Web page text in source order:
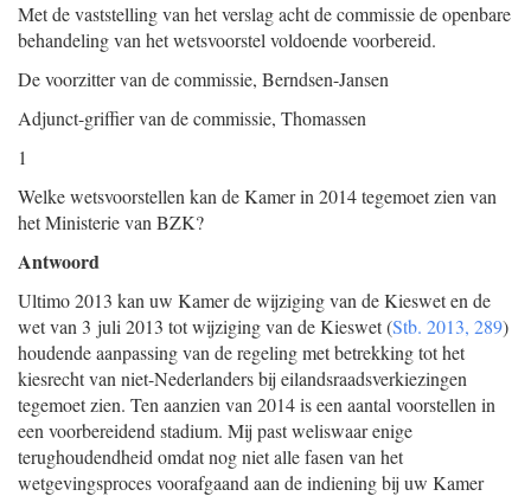
Met de vaststelling van het verslag acht de commissie de openbare
behandeling van het wetsvoorstel voldoende voorbereid.
De voorzitter van de commissie, Berndsen-Jansen
Adjunct-griffier van de commissie, Thomassen
1
Welke wetsvoorstellen kan de Kamer in 2014 tegemoet zien van
het Ministerie van BZK?
Antwoord
Ultimo 2013 kan uw Kamer de wijziging van de Kieswet en de
wet van 3 juli 2013 tot wijziging van de Kieswet (Stb. 2013, 289)
houdende aanpassing van de regeling met betrekking tot het
kiesrecht van niet-Nederlanders bij eilandsraadsverkiezingen
tegemoet zien. Ten aanzien van 2014 is een aantal voorstellen in
een voorbereidend stadium. Mij past weliswaar enige
terughoudendheid omdat nog niet alle fasen van het
wetgevingsproces voorafgaand aan de indiening bij uw Kamer